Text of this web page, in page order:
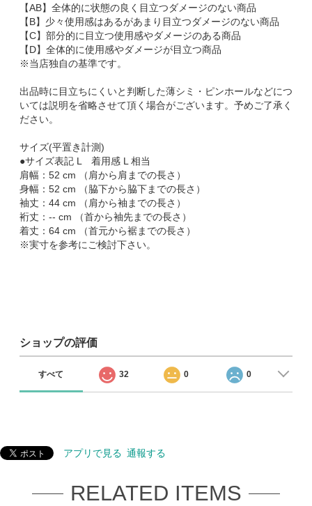
【AB】全体的に状態の良く目立つダメージのない商品
【B】少々使用感はあるがあまり目立つダメージのない商品
【C】部分的に目立つ使用感やダメージのある商品
【D】全体的に使用感やダメージが目立つ商品
※当店独自の基準です。
出品時に目立ちにくいと判断した薄シミ・ピンホールなどにつ
いては説明を省略させて頂く場合がございます。予めご了承く
ださい。
サイズ(平置き計測)
●サイズ表記 L 着用感 L 相当
肩幅：52 cm （肩から肩までの長さ）
身幅：52 cm （脇下から脇下までの長さ）
袖丈：44 cm （肩から袖までの長さ）
裄丈：-- cm （首から袖先までの長さ）
着丈：64 cm （首元から裾までの長さ）
※実寸を参考にご検討下さい。
ショップの評価
すべて 32 0 0
アプリで見る 通報する
RELATED ITEMS